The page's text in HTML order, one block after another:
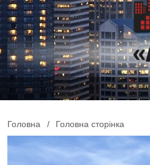
Головна / Головна сторінка